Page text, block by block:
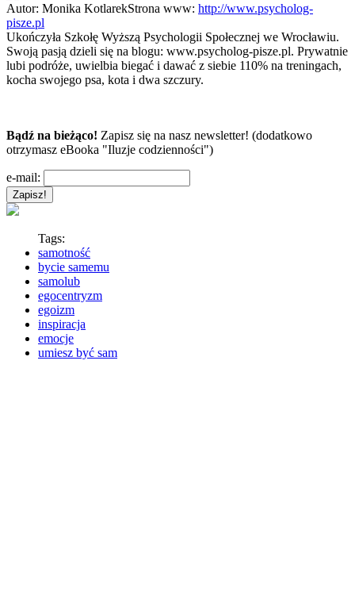
Autor: Monika KotlarekStrona www: http://www.psycholog-
pisze.pl
Ukończyła Szkołę Wyższą Psychologii Społecznej we Wrocławiu.
Swoją pasją dzieli się na blogu: www.psycholog-pisze.pl. Prywatnie
lubi podróże, uwielbia biegać i dawać z siebie 110% na treningach,
kocha swojego psa, kota i dwa szczury.
Bądź na bieżąco! Zapisz się na nasz newsletter! (dodatkowo
otrzymasz eBooka "Iluzje codzienności")
e-mail:
Tags:
samotność
bycie samemu
samolub
egocentryzm
egoizm
inspiracja
emocje
umiesz być sam